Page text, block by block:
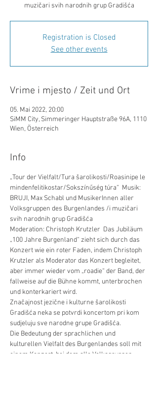
muzičari svih narodnih grup Gradišća
Registration is Closed
See other events
Vrime i mjesto / Zeit und Ort
05. Mai 2022, 20:00
SiMM City, Simmeringer Hauptstraße 96A, 1110
Wien, Österreich
Info
„Tour der Vielfalt/Tura šarolikosti/Roasinipe le
mindenfelitikostar/Sokszínűség túra“  Musik:
BRUJI, Max Schabl und MusikerInnen aller
Volksgruppen des Burgenlandes /i muzičari
svih narodnih grup Gradišća
Moderation: Christoph Krutzler  Das Jubiläum
„100 Jahre Burgenland“ zieht sich durch das
Konzert wie ein roter Faden, indem Christoph
Krutzler als Moderator das Konzert begleitet,
aber immer wieder vom „roadie“ der Band, der
fallweise auf die Bühne kommt, unterbrochen
und konterkariert wird.
Značajnost jezične i kulturne šarolikosti
Gradišća neka se potvrdi koncertom pri kom
sudjeluju sve narodne grupe Gradišća.
Die Bedeutung der sprachlichen und
kulturellen Vielfalt des Burgenlandes soll mit
einem Konzert, bei dem alle Volksgruppen